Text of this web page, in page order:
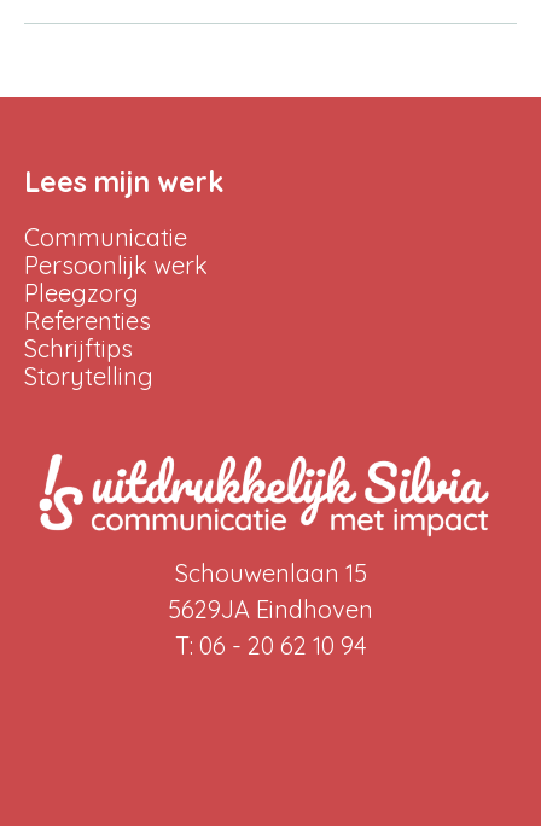
Lees mijn werk
Communicatie
Persoonlijk werk
Pleegzorg
Referenties
Schrijftips
Storytelling
Schouwenlaan 15
5629JA Eindhoven
T: 06 - 20 62 10 94